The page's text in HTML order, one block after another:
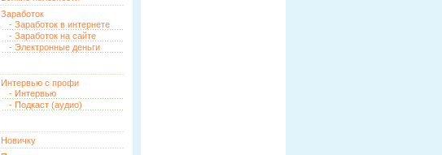
Заработок
- Заработок в интернете
- Заработок на сайте
- Электронные деньги
Интервью с профи
- Интервью
- Подкаст (аудио)
Новичку